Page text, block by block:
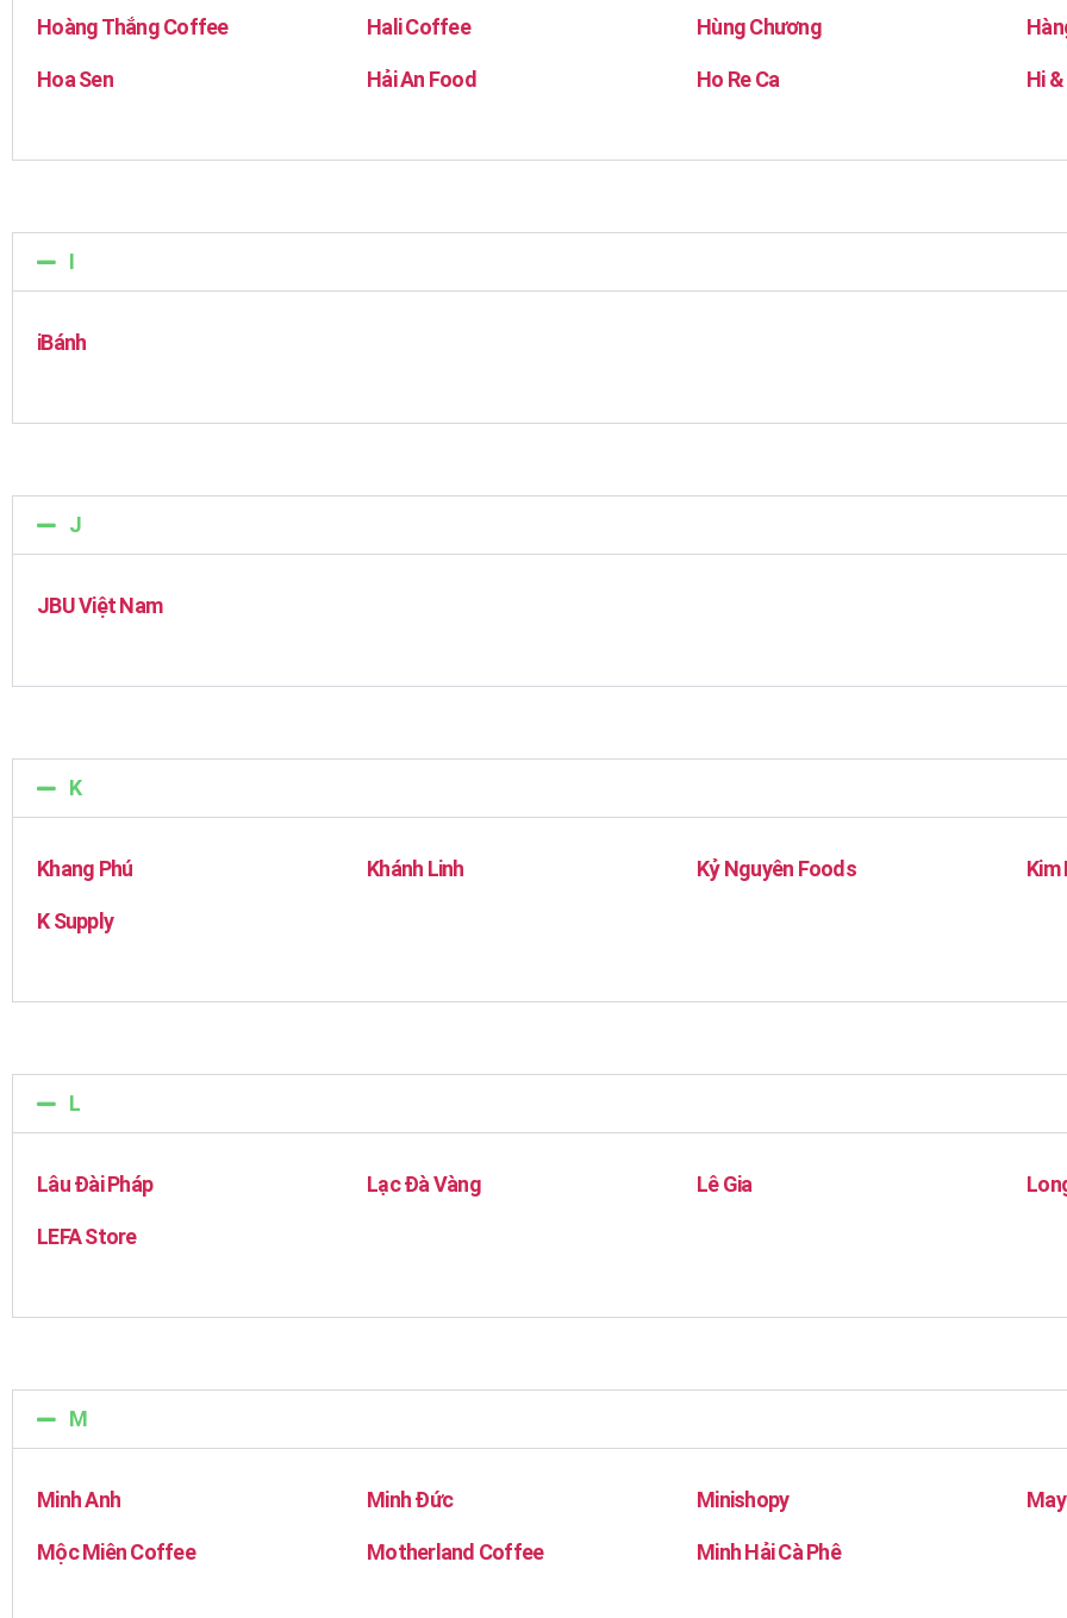
Hoàng Thắng Coffee Hali Coffee Hùng Chương
Hoa Sen Hải An Food Ho Re Ca Hi
I
iBánh
J
JBU Việt Nam
K
Khang Phú Khánh Linh Kỷ Nguyên Foods Kim
K Supply
L
Lâu Đài Pháp Lạc Đà Vàng Lê Gia
LEFA Store
M
Minh Anh Minh Đức Minishopy
Mộc Miên Coffee Motherland Coffee Minh Hải Cà Phê